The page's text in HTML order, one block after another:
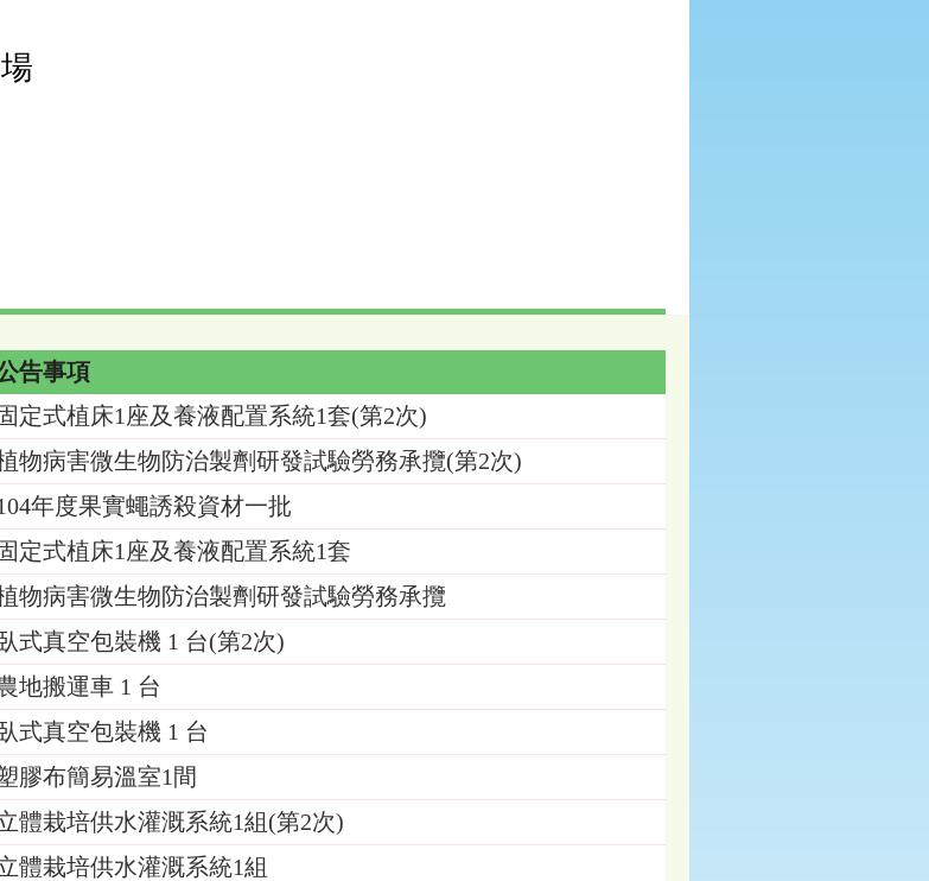
告事項
固定式植床1座及養液配置系統1套(第2次)
物病害微生物防治製劑研發試驗勞務承攬(第2次)
年度果實蠅誘殺資材一批
固定式植床1座及養液配置系統1套
物病害微生物防治製劑研發試驗勞務承攬
式真空包裝機 1 台(第2次)
地搬運車 1 台
式真空包裝機 1 台
膠布簡易溫室1間
體栽培供水灌溉系統1組(第2次)
體栽培供水灌溉系統1組